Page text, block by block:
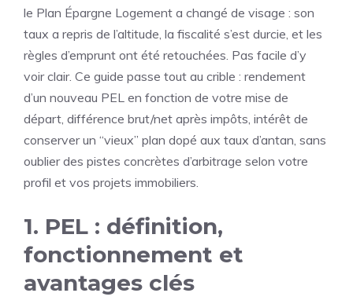
le Plan Épargne Logement a changé de visage : son
taux a repris de l’altitude, la fiscalité s’est durcie, et les
règles d’emprunt ont été retouchées. Pas facile d’y
voir clair. Ce guide passe tout au crible : rendement
d’un nouveau PEL en fonction de votre mise de
départ, différence brut/net après impôts, intérêt de
conserver un “vieux” plan dopé aux taux d’antan, sans
oublier des pistes concrètes d’arbitrage selon votre
profil et vos projets immobiliers.
1. PEL : définition,
fonctionnement et
avantages clés